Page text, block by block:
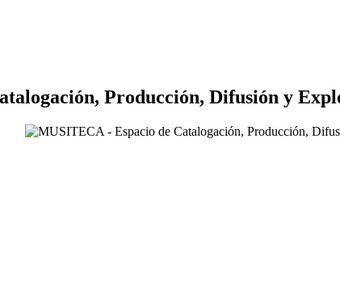
Producción, Difusión y